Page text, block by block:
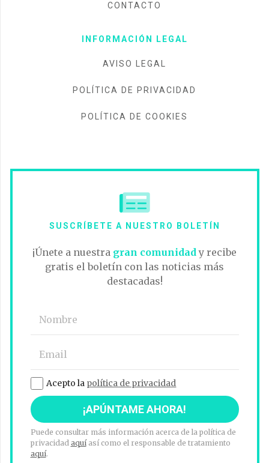
CONTACTO
INFORMACIÓN LEGAL
AVISO LEGAL
POLÍTICA DE PRIVACIDAD
POLÍTICA DE COOKIES
SUSCRÍBETE A NUESTRO BOLETÍN
¡Únete a nuestra gran comunidady recibe
gratis el boletín con las noticias más
destacadas!
Acepto la política de privacidad
Puede consultar más información acerca de la política de
privacidad aquíasí como el responsable de tratamiento
aquí.